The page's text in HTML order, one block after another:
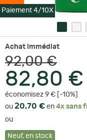
Paiement 4/10X
Achat immédiat
92,00 €
82,80 €
économisez 9 € [-10%]
ou 20,70 € en 4x sans
ou
Neuf, en stock